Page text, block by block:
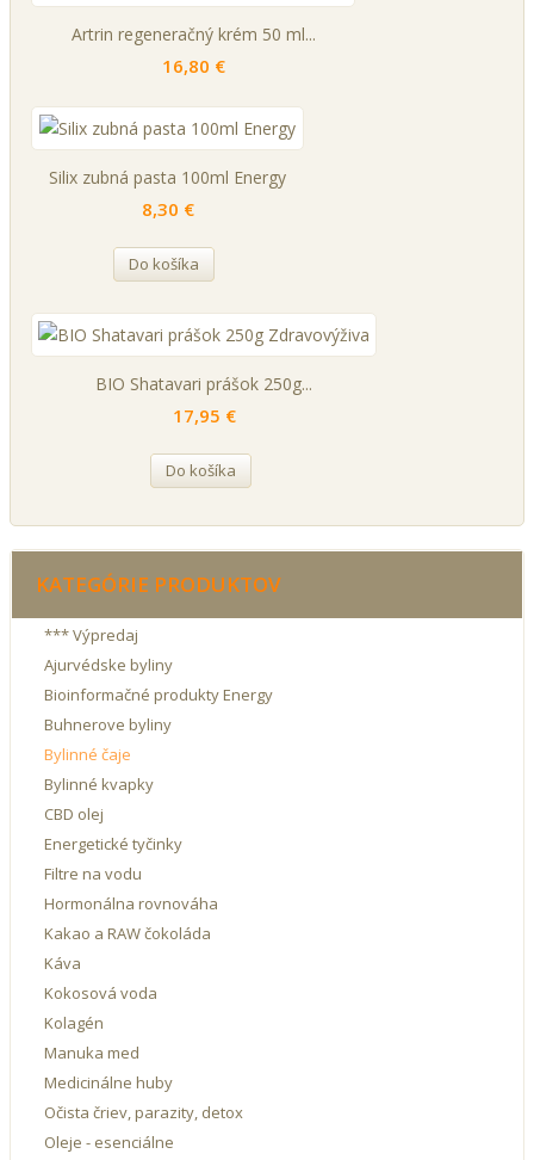
KATEGÓRIE PRODUKTOV
*** Výpredaj
Ajurvédske byliny
Bioinformačné produkty Energy
Buhnerove byliny
Bylinné čaje
Bylinné kvapky
CBD olej
Energetické tyčinky
Filtre na vodu
Hormonálna rovnováha
Kakao a RAW čokoláda
Káva
Kokosová voda
Kolagén
Manuka med
Medicinálne huby
Očista čriev, parazity, detox
Oleje - esenciálne
Artrin regeneračný krém 50 ml...
16,80 €
Silix zubná pasta 100ml Energy
8,30 €
Do košíka
BIO Shatavari prášok 250g...
17,95 €
Do košíka